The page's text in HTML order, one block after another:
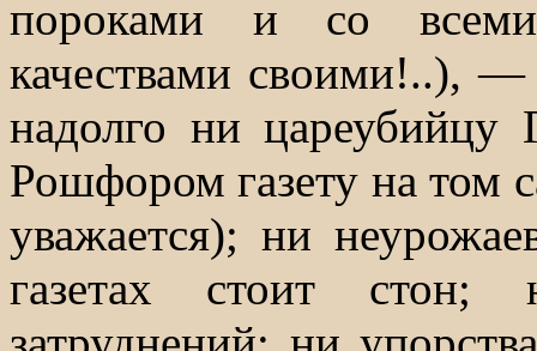
пороками и со
качествами своими!..), —
надолго ни цареубийцу
Рошфором газету на том
уважается); ни
газетах стоит стон;